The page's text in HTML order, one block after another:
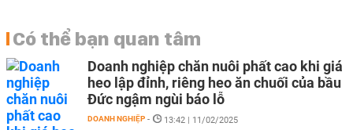
Có thể bạn quan tâm
Doanh nghiệp chăn nuôi phất cao khi giá
heo lập đỉnh, riêng heo ăn chuối của bầu
Đức ngậm ngùi báo lỗ
DOANH NGHIỆP - 13:42 | 11/02/2025